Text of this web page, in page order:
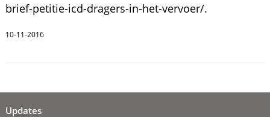
brief-petitie-icd-dragers-in-het-vervoer/.
10-11-2016
Updates